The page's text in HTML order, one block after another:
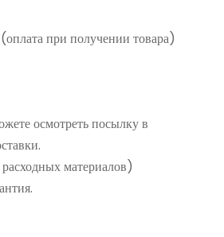
при получении товара)
осмотреть посылку в
материалов)